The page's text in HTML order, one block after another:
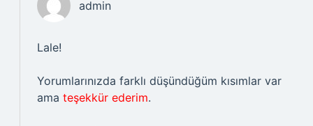
admin
Lale!
Yorumlarınızda farklı düşündüğüm kısımlar var
ama teşekkür ederim.